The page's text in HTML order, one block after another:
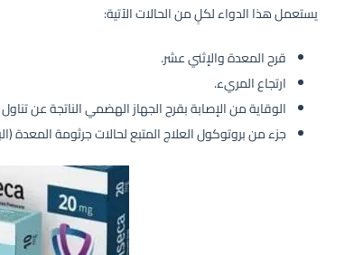
يستعمل هذا الدواء لكلٍ من الحالات الآتية:
قرح المعدة والإثني عشر.
ارتجاع المريء.
الوقاية من الإصابة بقرح الجهاز الهضمي الناتجة عن
جزء من بروتوكول العلاج المتبع لحالات جرثومة المعدة